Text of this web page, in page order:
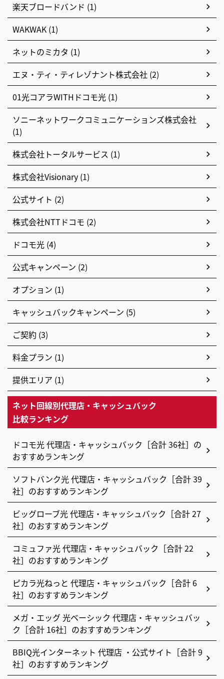
楽天ブロードバンド (1)
WAKWAK (1)
ネットのミカタ (1)
エヌ・ティ・ティレゾナント株式会社 (2)
01光コアラWITHドコモ光 (1)
ソニーネットワークコミュニケーションズ株式会社
(1)
株式会社トータルサービス (1)
株式会社Visionary (1)
公式サイト (2)
株式会社NTTドコモ (2)
ドコモ光 (4)
公式キャンペーン (2)
オプション (1)
キャッシュバックキャンペーン (5)
ご契約 (3)
料金プラン (1)
提供エリア (1)
ネット回線別代理店・キャッシュバック
比較ランキング
ドコモ光 代理店・キャッシュバック［合計 36社］の
おすすめランキング
ソフトバンク光 代理店・キャッシュバック［合計 39
社］のおすすめランキング
ビッグローブ光 代理店・キャッシュバック［合計 27
社］のおすすめランキング
コミュファ光 代理店・キャッシュバック［合計 22
社］のおすすめランキング
ピカラ光ねっと 代理店・キャッシュバック［合計 6
社］のおすすめランキング
メガ・エッグ 光ベーシック 代理店・キャッシュバッ
ク［合計 16社］のおすすめランキング
BBIQ光インターネット 代理店 ・公式サイト［合計 9
社］のおすすめランキング